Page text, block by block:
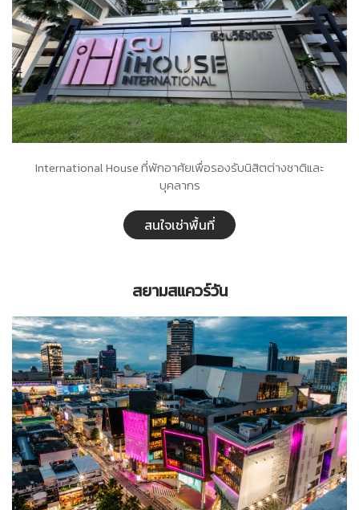
International House ที่พักอาศัยเพื่อรองรับนิสิตต่างชาติและ
บุคลากร
สนใจเช่าพื้นที่
สยามสแควร์วัน